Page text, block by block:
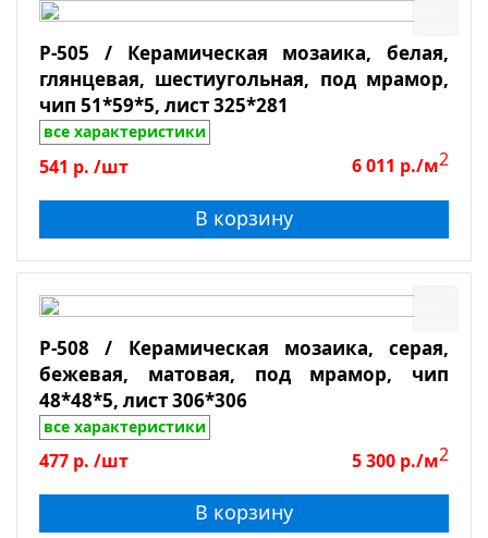
P-505 / Керамическая мозаика, белая,
глянцевая, шестиугольная, под мрамор,
чип 51*59*5, лист 325*281
все характеристики
541 р. /шт 6 011 р./м2
В корзину
P-508 / Керамическая мозаика, серая,
бежевая, матовая, под мрамор, чип
48*48*5, лист 306*306
все характеристики
477 р. /шт 5 300 р./м2
В корзину